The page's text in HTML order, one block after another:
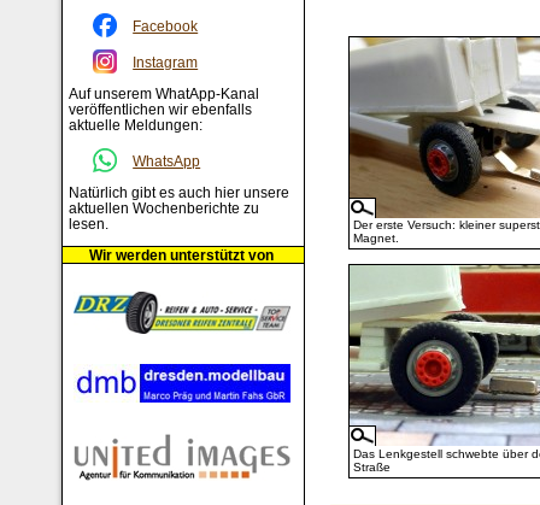
Der erste Versuch: kleiner
Magnet.
Das Lenkgestell schwebte über
Straße
Facebook
Instagram
Auf unserem WhatApp-Kanal
veröffentlichen wir ebenfalls
aktuelle Meldungen:
WhatsApp
Natürlich gibt es auch hier unsere
aktuellen Wochenberichte zu
lesen.
Wir werden unterstützt von